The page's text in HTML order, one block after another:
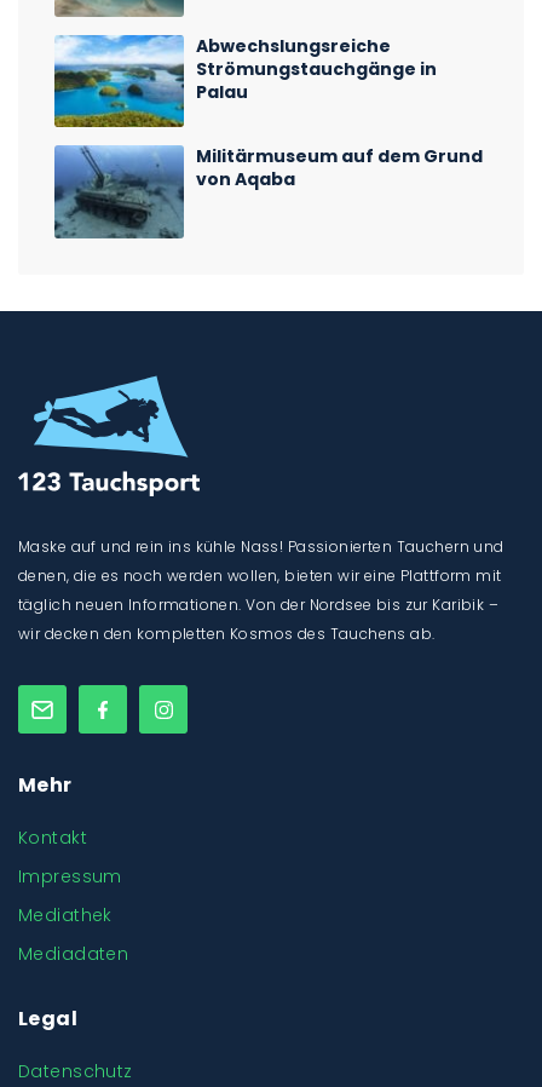
Abwechslungsreiche
Strömungstauchgänge in
Palau
Militärmuseum auf dem Grund
von Aqaba
Maske auf und rein ins kühle Nass! Passionierten Tauchern und
denen, die es noch werden wollen, bieten wir eine Plattform mit
täglich neuen Informationen. Von der Nordsee bis zur Karibik –
wir decken den kompletten Kosmos des Tauchens ab.
Mehr
Kontakt
Impressum
Mediathek
Mediadaten
Legal
Datenschutz